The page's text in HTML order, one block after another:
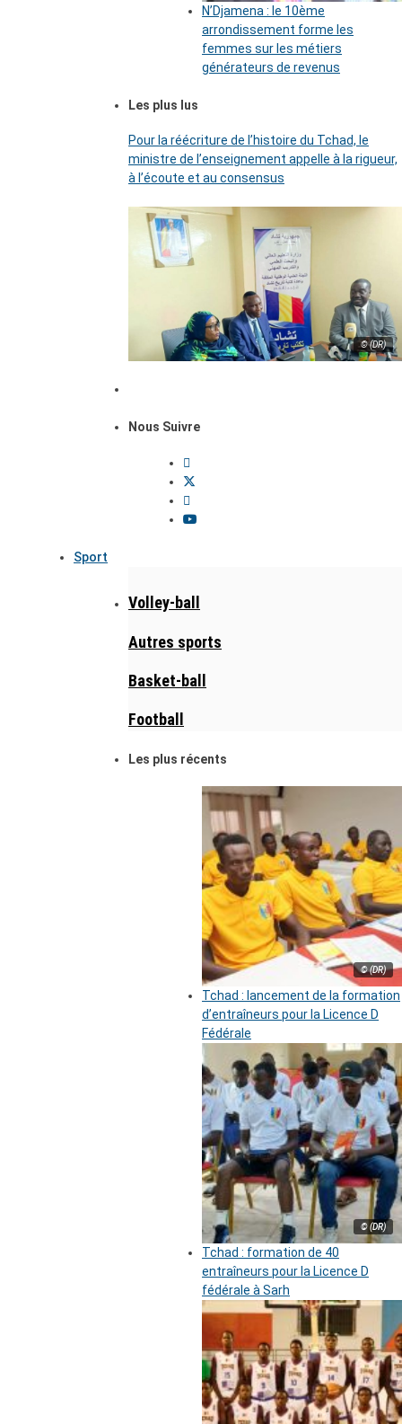
N’Djamena : le 10ème
arrondissement forme les
femmes sur les métiers
générateurs de revenus
Les plus lus
Pour la réécriture de l’histoire du Tchad, le
ministre de l’enseignement appelle à la rigueur,
à l’écoute et au consensus
© (DR)
Nous Suivre
Sport
Volley-ball
Autres sports
Basket-ball
Football
Les plus récents
© (DR)
Tchad : lancement de la formation
d’entraîneurs pour la Licence D
Fédérale
© (DR)
Tchad : formation de 40
entraîneurs pour la Licence D
fédérale à Sarh